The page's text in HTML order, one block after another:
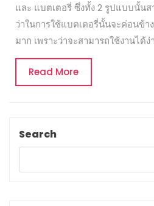
และ แบตเตอรี่ ซึ่งทั้ง 2 รูปแบบนั้น
ว่าในการใช้แบตเตอรี่นั้นจะค่อนข้า
มาก เพราะว่าจะสามารถใช้งานได้ง่
Read MoreRead
More
Search